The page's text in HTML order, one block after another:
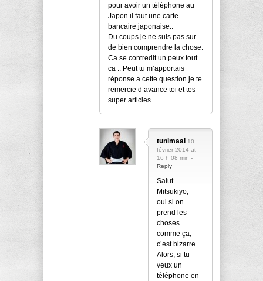
pour avoir un téléphone au
Japon il faut une carte
bancaire japonaise..
Du coups je ne suis pas sur
de bien comprendre la chose.
Ca se contredit un peux tout
ca .. Peut tu m’apportais
réponse a cette question je te
remercie d’avance toi et tes
super articles.
tunimaal 10
février 2014 at
16 h 08 min -
Reply
Salut
Mitsukiyo,
oui si on
prend les
choses
comme ça,
c’est bizarre.
Alors, si tu
veux un
téléphone en